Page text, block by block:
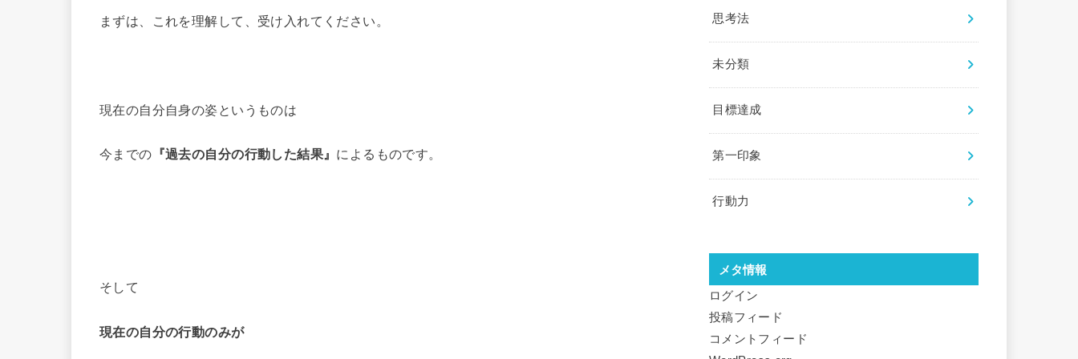
まずは、これを理解して、受け入れてください。
現在の自分自身の姿というものは
今までの 『過去の自分の行動した結果』 によるものです。
そして
現在の自分の行動のみが
思考法
未分類
目標達成
第一印象
行動力
メタ情報
ログイン
投稿フィード
コメントフィード